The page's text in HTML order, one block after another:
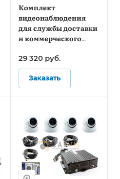
Комплект
видеонаблюдения
для службы доставки
и коммерческого
29 320 руб.
Заказать